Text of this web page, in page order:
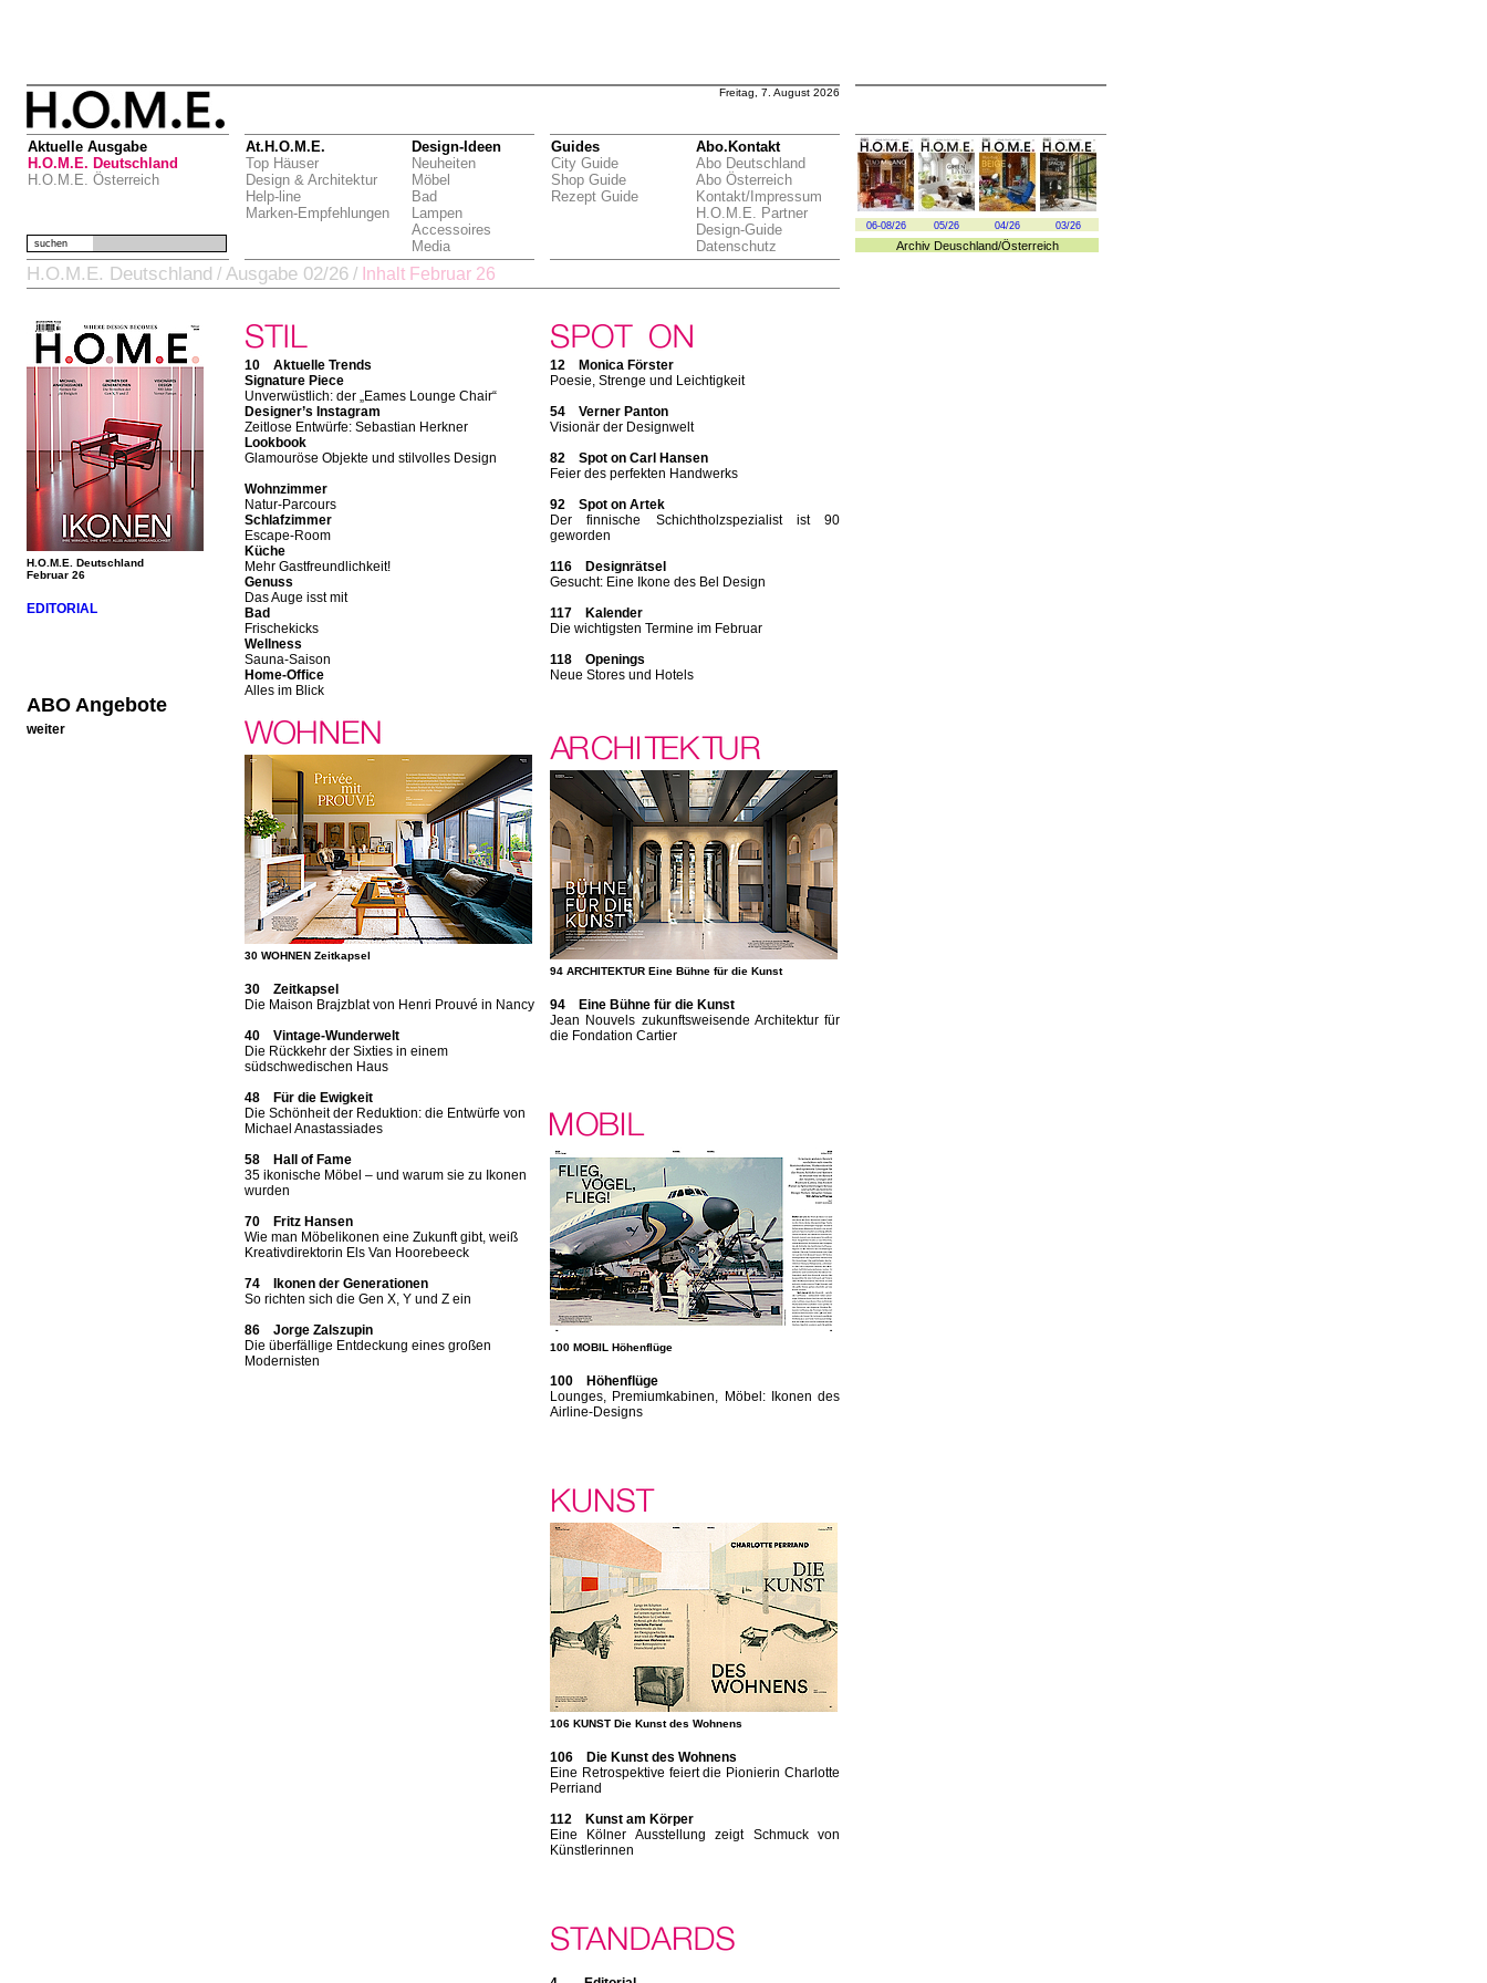
Freitag, 7. August 2026
Aktuelle Ausgabe
H.O.M.E. Deutschland
H.O.M.E. Österreich
At.H.O.M.E.
Top Häuser
Design & Architektur
Help-line
Marken-Empfehlungen
Design-Ideen
Neuheiten
Möbel
Bad
Lampen
Accessoires
Media
Guides
City Guide
Shop Guide
Rezept Guide
Abo.Kontakt
Abo Deutschland
Abo Österreich
Kontakt/Impressum
H.O.M.E. Partner
Design-Guide
Datenschutz
06-08/26 05/26 04/26 03/26
Archiv Deuschland/Österreich
suchen
H.O.M.E. Deutschland / Ausgabe 02/26 / Inhalt Februar 26
H.O.M.E. Deutschland
Februar 26
EDITORIAL
ABO Angebote
weiter
10 Aktuelle Trends
Signature Piece
Unverwüstlich: der „Eames Lounge Chair“
Designer’s Instagram
Zeitlose Entwürfe: Sebastian Herkner
Lookbook
Glamouröse Objekte und stilvolles Design
Wohnzimmer
Natur-Parcours
Schlafzimmer
Escape-Room
Küche
Mehr Gastfreundlichkeit!
Genuss
Das Auge isst mit
Bad
Frischekicks
Wellness
Sauna-Saison
Home-Office
Alles im Blick
30 WOHNEN Zeitkapsel
30 Zeitkapsel
Die Maison Brajzblat von Henri Prouvé in Nancy
40 Vintage-Wunderwelt
Die Rückkehr der Sixties in einem
südschwedischen Haus
48 Für die Ewigkeit
Die Schönheit der Reduktion: die Entwürfe von
Michael Anastassiades
58 Hall of Fame
35 ikonische Möbel – und warum sie zu Ikonen
wurden
70 Fritz Hansen
Wie man Möbelikonen eine Zukunft gibt, weiß
Kreativdirektorin Els Van Hoorebeeck
74 Ikonen der Generationen
So richten sich die Gen X, Y und Z ein
86 Jorge Zalszupin
Die überfällige Entdeckung eines großen
Modernisten
12 Monica Förster
Poesie, Strenge und Leichtigkeit
54 Verner Panton
Visionär der Designwelt
82 Spot on Carl Hansen
Feier des perfekten Handwerks
92 Spot on Artek
Der finnische Schichtholzspezialist ist 90
geworden
116 Designrätsel
Gesucht: Eine Ikone des Bel Design
117 Kalender
Die wichtigsten Termine im Februar
118 Openings
Neue Stores und Hotels
94 ARCHITEKTUR Eine Bühne für die Kunst
94 Eine Bühne für die Kunst
Jean Nouvels zukunftsweisende Architektur für
die Fondation Cartier
100 MOBIL Höhenflüge
100 Höhenflüge
Lounges, Premiumkabinen, Möbel: Ikonen des
Airline-Designs
106 KUNST Die Kunst des Wohnens
106 Die Kunst des Wohnens
Eine Retrospektive feiert die Pionierin Charlotte
Perriand
112 Kunst am Körper
Eine Kölner Ausstellung zeigt Schmuck von
Künstlerinnen